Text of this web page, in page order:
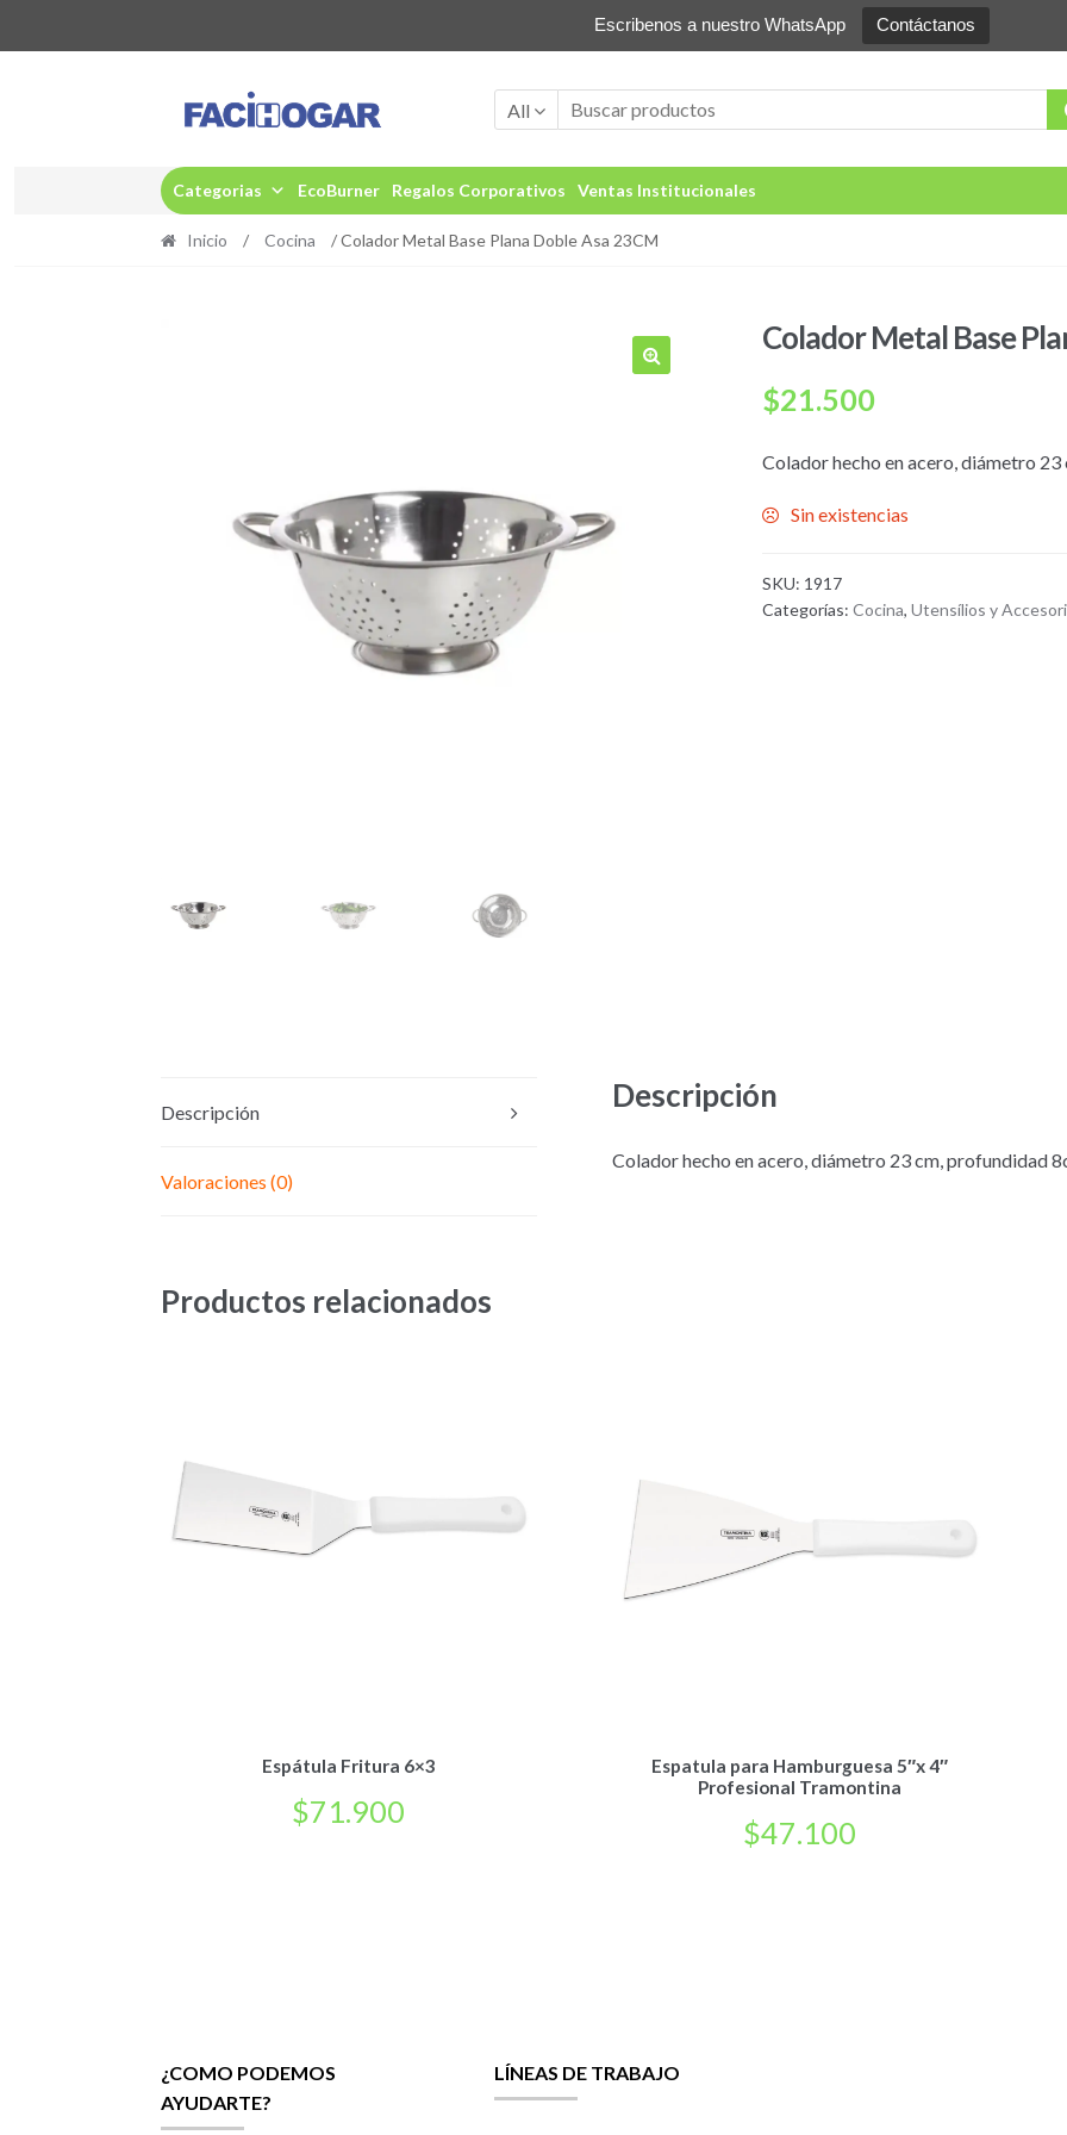
Escribenos a nuestro WhatsApp Contáctanos
contenido
All
Categorias EcoBurner Regalos Corporativos Ventas Institucionales
Inicio / Cocina / Colador Metal Base Plana Doble Asa 23CM
Colador Metal Base
$21.500
Colador hecho en acero, diámetro
Sin existencias
SKU: 1917
Categorías:Cocina,Utensílios y
Descripción
Valoraciones (0)
Descripción
Colador hecho en acero, diámetro 23 cm, profundidad
Productos relacionados
Espátula Fritura 6×3
$71.900
Espatula para Hamburguesa 5″x 4″
Profesional Tramontina
$47.100
¿COMO PODEMOS
AYUDARTE?
LÍNEAS DE TRABAJO